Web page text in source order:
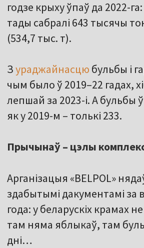
годзе крыху ўпаў да 2022-
тады сабралі 643 тысячы
(534,7 тыс. т).
Зураджайнасцю бульбы і
чым было ў 2019–22 гадах,
лепшай за 2023-і. А бульбы
як у 2019-м – толькі 233.
Прычынаў – цэлы
Арганізацыя «BELPOL»
здабытымі дакументамі за
года: у беларускіх крамах
там няма яблыкаў, там
дні…